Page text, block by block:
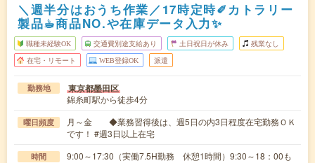
＼週半分はおうち作業／17時定時✐カトラリー
製品☕︎商品NO.や在庫データ入力✨
職種未経験OK 交通費別途支給あり 土日祝日が休み 残業なし
在宅・リモート WEB登録OK 派遣
勤務地 東京都墨田区
錦糸町駅から徒歩4分
曜日頻度
月～金 ◆業務習得後は、週5日の内3日程度在宅勤務ＯＫ
です！ #週3日以上在宅
時間
9:00～17:30（実働7.5H勤務 休憩1時間）9:30～18：00も